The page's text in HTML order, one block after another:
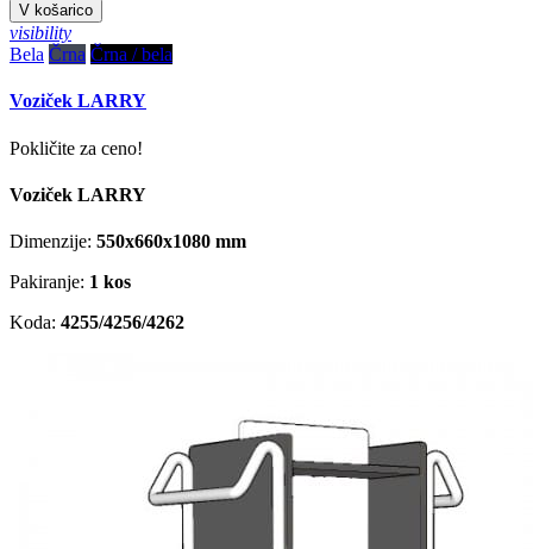
V košarico
visibility
Bela Črna Črna / bela
Voziček LARRY
Pokličite za ceno!
Voziček LARRY
Dimenzije: 550x660x1080 mm
Pakiranje: 1 kos
Koda: 4255/4256/4262